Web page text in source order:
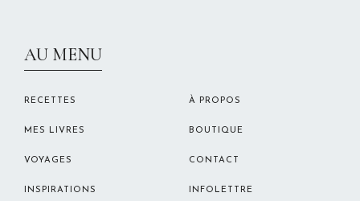
AU MENU
RECETTES
MES LIVRES
VOYAGES
INSPIRATIONS
À PROPOS
BOUTIQUE
CONTACT
INFOLETTRE